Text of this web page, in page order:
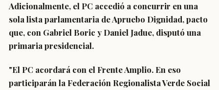
Adicionalmente, el PC accedió a concurrir en una
sola lista parlamentaria de Apruebo Dignidad, pacto
que, con Gabriel Boric y Daniel Jadue, disputó una
primaria presidencial.
"El PC acordará con el Frente Amplio. En eso
participarán la Federación Regionalista Verde Social